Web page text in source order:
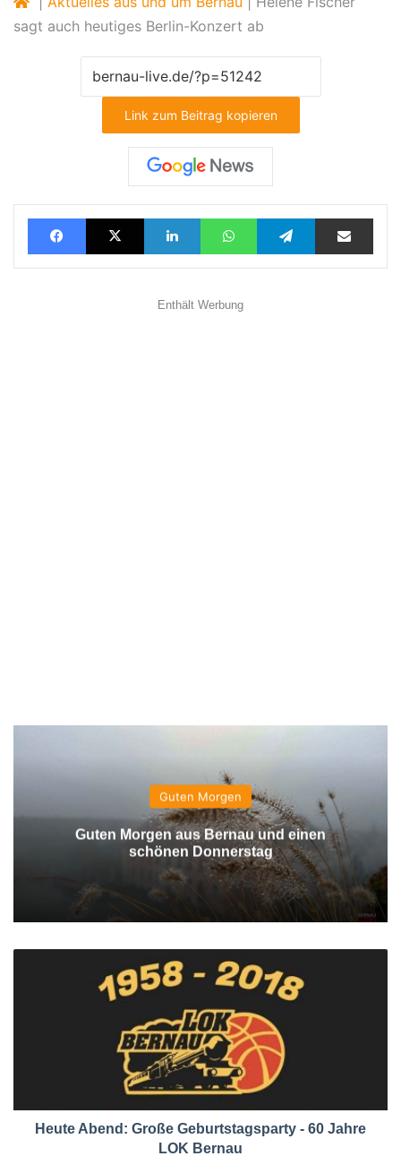
sagt auch heutiges Berlin-Konzert ab
Link zum Beitrag kopieren
FacebookX LinkedInWhatsAppTelegramTeilen via E-Mail
Enthält Werbung
Guten Morgen
Guten Morgen aus Bernau und einen
schönen Donnerstag
Heute Abend: Große Geburtstagsparty - 60 Jahre
LOK Bernau